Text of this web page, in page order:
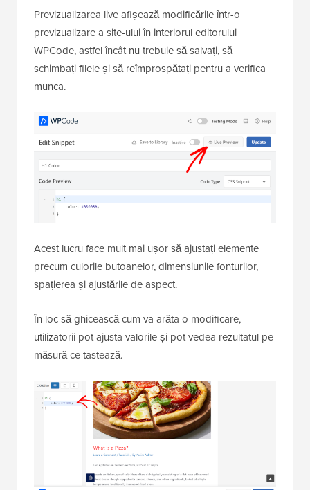
Previzualizarea live afișează modificările într-o
previzualizare a site-ului în interiorul editorului
WPCode, astfel încât nu trebuie să salvați, să
schimbați filele și să reîmprospătați pentru a verifica
munca.
Acest lucru face mult mai ușor să ajustați elemente
precum culorile butoanelor, dimensiunile fonturilor,
spațierea și ajustările de aspect.
În loc să ghicească cum va arăta o modificare,
utilizatorii pot ajusta valorile și pot vedea rezultatul pe
măsură ce tastează.